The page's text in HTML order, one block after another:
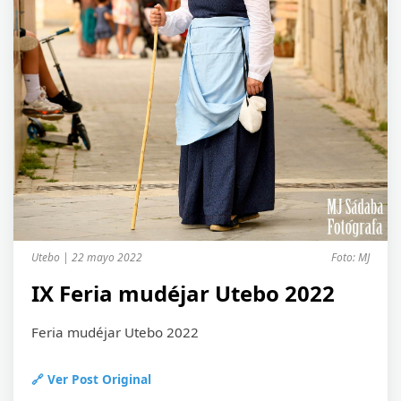
Utebo | 22 mayo 2022 Foto: MJ
IX Feria mudéjar Utebo 2022
Feria mudéjar Utebo 2022
🔗 Ver Post Original